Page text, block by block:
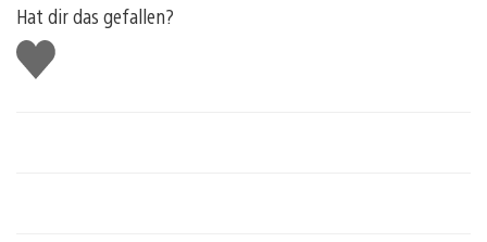
Hat dir das gefallen?
Gefällt
mir